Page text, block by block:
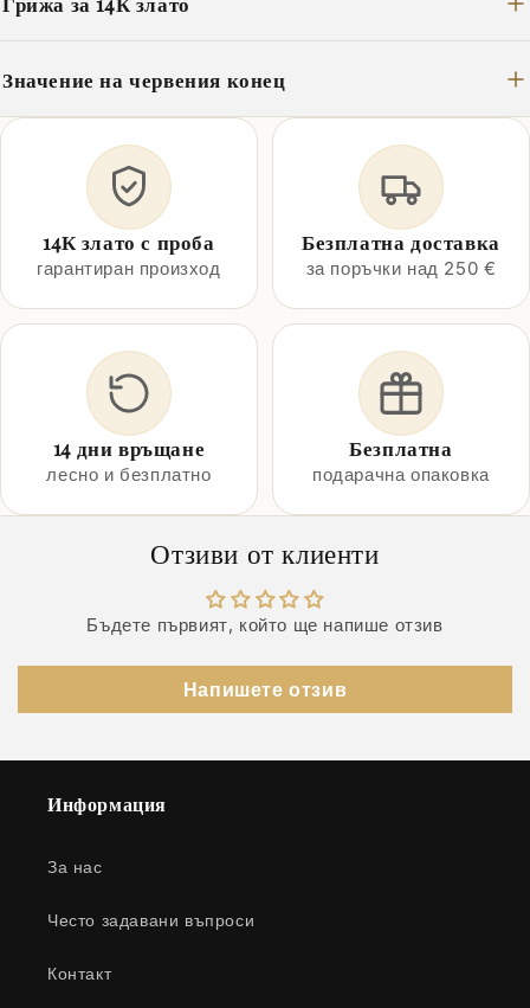
Значение на червения конец
14К злато с проба
гарантиран произход
Безплатна доставка
за поръчки над 250 €
14 дни връщане
лесно и безплатно
Безплатна
подарачна опаковка
Отзиви от клиенти
Бъдете първият, който ще напише отзив
Напишете отзив
Информация
За нас
Често задавани въпроси
Контакт